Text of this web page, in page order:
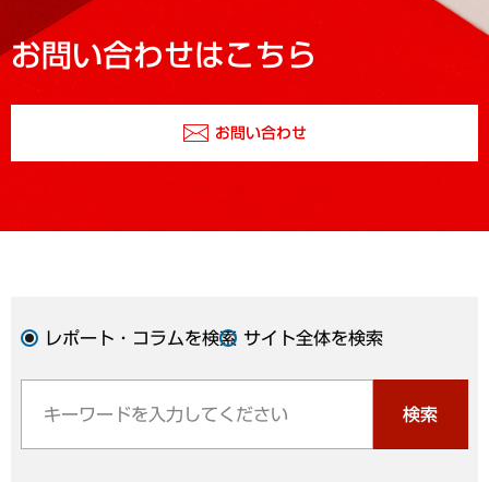
お問い合わせはこちら
お問い合わせ
レポート・コラムを検索 サイト全体を検索
検索